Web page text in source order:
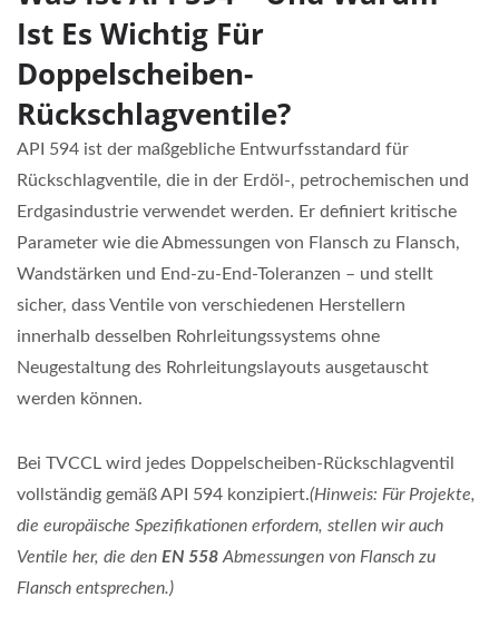
Ist Es Wichtig Für
Doppelscheiben-
Rückschlagventile?
API 594 ist der maßgebliche Entwurfsstandard für
Rückschlagventile, die in der Erdöl-, petrochemischen und
Erdgasindustrie verwendet werden. Er definiert kritische
Parameter wie die Abmessungen von Flansch zu Flansch,
Wandstärken und End-zu-End-Toleranzen – und stellt
sicher, dass Ventile von verschiedenen Herstellern
innerhalb desselben Rohrleitungssystems ohne
Neugestaltung des Rohrleitungslayouts ausgetauscht
werden können.
Bei TVCCL wird jedes Doppelscheiben-Rückschlagventil
vollständig gemäß API 594 konzipiert.(Hinweis: Für Projekte,
die europäische Spezifikationen erfordern, stellen wir auch
Ventile her, die den EN 558 Abmessungen von Flansch zu
Flansch entsprechen.)